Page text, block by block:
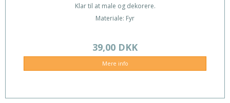
Klar til at male og dekorere.
Materiale: Fyr
39,00 DKK
Mere info